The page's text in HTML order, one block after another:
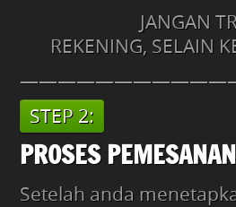
JANGAN
REKENING, SELAIN
STEP 2:
PROSES PEMESANAN
Setelah anda